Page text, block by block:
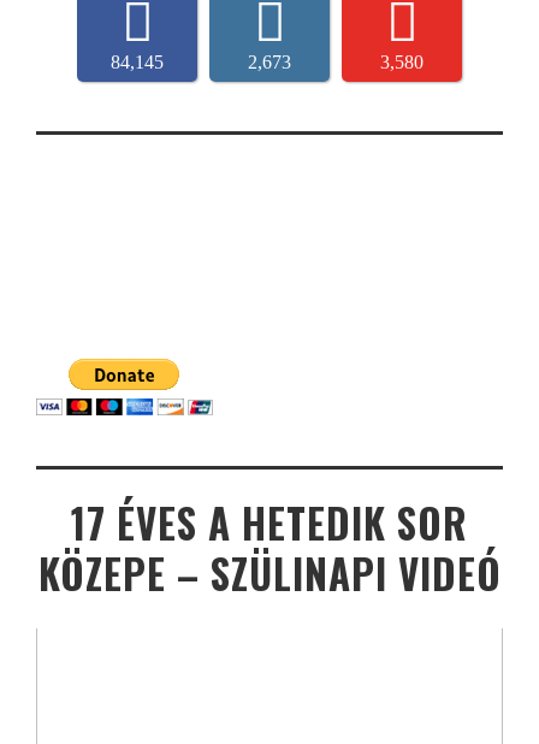
84,145 2,673 3,580
17 ÉVES A HETEDIK SOR
KÖZEPE – SZÜLINAPI VIDEÓ